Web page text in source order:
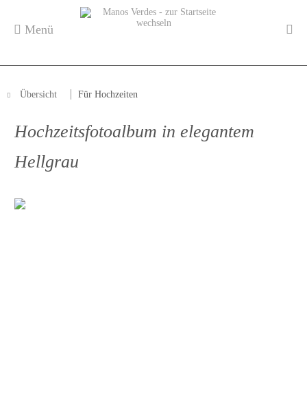
Menü
Übersicht Für Hochzeiten
Hochzeitsfotoalbum in elegantem
Hellgrau